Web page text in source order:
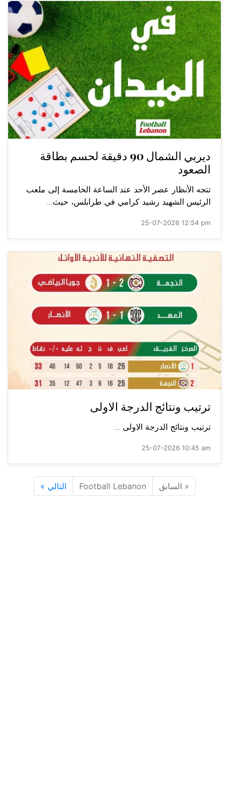
ديربي الشمال 90 دقيقة لحسم بطاقة
الصعود
تتجه الأنظار عصر الأحد عند الساعة الخامسة إلى ملعب
الرئيس الشهيد رشيد كرامي في طرابلس، حيث...
25-07-2026 12:54 pm
ترتيب ونتائج الدرجة الاولى
ترتيب ونتائج الدرجة الاولى ...
25-07-2026 10:45 am
« السابق Football Lebanon التالي »